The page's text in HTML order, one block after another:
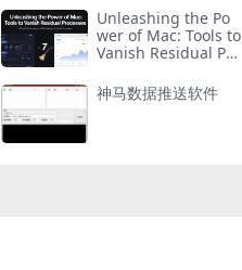
monyOS, Android,
and Apple iOS
Unleashing the Po
wer of Mac: Tools to
Vanish Residual Pro
神马数据推送软件